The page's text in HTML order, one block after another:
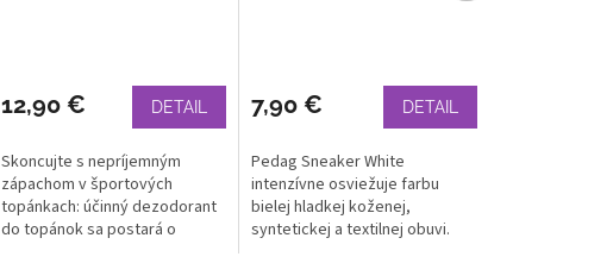
12,90 € DETAIL
Skoncujte s nepríjemným
zápachom v športových
topánkach: účinný dezodorant
do topánok sa postará o
7,90 € DETAIL
Pedag Sneaker White
intenzívne osviežuje farbu
bielej hladkej koženej,
syntetickej a textilnej obuvi.